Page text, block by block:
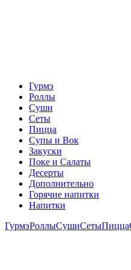
Гурмэ
Роллы
Суши
Сеты
Пицца
Супы и Вок
Закуски
Поке и Салаты
Десерты
Дополнительно
Горячие напитки
Напитки
ГурмэРоллыСушиСетыПицца